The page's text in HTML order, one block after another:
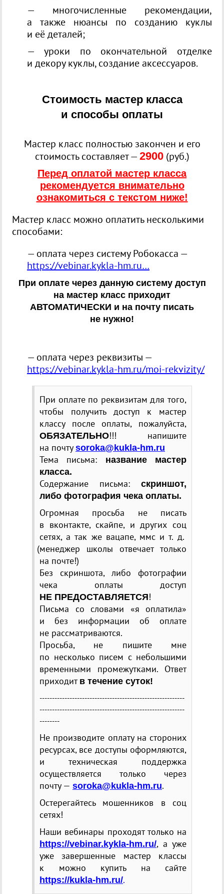
— многочисленные рекомендации,
а также нюансы по созданию куклы
и её деталей;
— уроки по окончательной отделке
и декору куклы, создание аксессуаров.
Стоимость мастер класса
и способы оплаты
Мастер класс полностью закончен и его
стоимость составляет — 2900 (руб.)
Перед оплатой мастер класса
рекомендуется внимательно
ознакомиться с текстом ниже!
Мастер класс можно оплатить несколькими
способами:
— оплата через систему Робокасса —
https://vebinar.kykla-hm.ru…
При оплате через данную систему доступ
на мастер класс приходит
АВТОМАТИЧЕСКИ и на почту писать
не нужно!
— оплата через реквизиты —
https://vebinar.kykla-hm.ru/moi-rekvizity/
При оплате по реквизитам для того,
чтобы получить доступ к мастер
классу после оплаты, пожалуйста,
ОБЯЗАТЕЛЬНО!!! напишите
на почту soroka@kukla-hm.ru
Тема письма:
название мастер
класса.
Содержание письма: скриншот,
либо фотография чека оплаты.
Огромная просьба не писать
в вконтакте, скайпе, и других соц
сетях, а так же вацапе, ммс и т. д.
(менеджер школы отвечает только
на почте!)
Без скриншота, либо фотографии
чека оплаты доступ
НЕ ПРЕДОСТАВЛЯЕТСЯ!
Письма со словами
«я оплатила»
и без информации об оплате
не рассматриваются.
Просьба, не пишите мне
по несколько писем с небольшими
временными промежутками. Ответ
приходит в течение суток!
----------------------------------------------------------
----------------------------------------------------------
--------
Не производите оплату на стороних
ресурсах, все доступы оформляются,
и техническая поддержка
осуществляется только через
почту — soroka@kukla-hm.ru.
Остерегайтесь мошенников в соц
сетях!
Наши вебинары проходят только на
https://vebinar.kykla-hm.ru/, а уже
уже завершенные мастер классы
к можно купить на сайте
https://kukla-hm.ru/.